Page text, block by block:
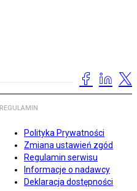
REGULAMIN
Polityka Prywatności
Zmiana ustawień zgód
Regulamin serwisu
Informacje o nadawcy
Deklaracja dostępności